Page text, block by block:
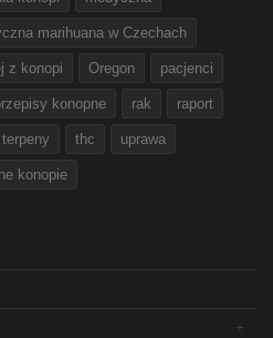
marihuana w Czechach
z konopi Oregon pacjenci
konopne rak raport
terpeny thc uprawa
konopie